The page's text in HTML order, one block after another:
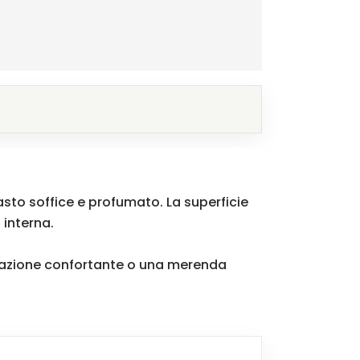
soffice e profumato. La superficie
confortante o una merenda